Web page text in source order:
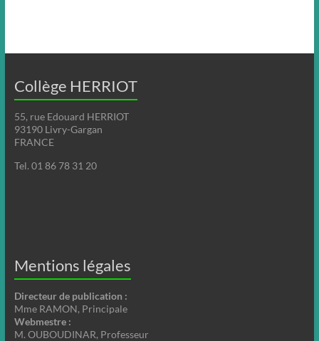
Collège HERRIOT
55, rue Edouard HERRIOT
93190 Livry-Gargan
FRANCE
Tel. 01 86 78 31 20
Mentions légales
Directeur de publication :
Mme RAMON, Principale
Webmestre :
M. OUBOUDINAR, Professeur